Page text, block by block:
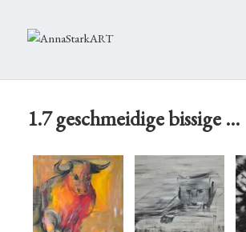
1.7 geschmeidige bissige …